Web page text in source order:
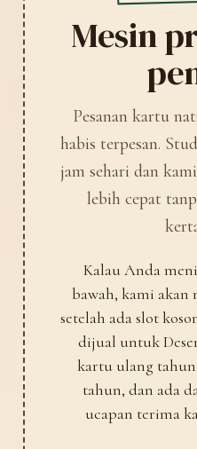
Mesin
Pesanan kartu
habis terpesan.
jam sehari dan
lebih cepat
Kalau Anda
bawah, kami akan
setelah ada slot
dijual untuk
kartu ulang
tahun, dan ada
ucapan terima